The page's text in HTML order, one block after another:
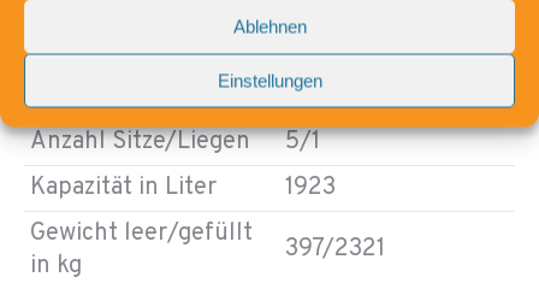
Ablehnen
Einstellungen
Außenmaße in cm
224x224x92
Anzahl Sitze/Liegen
5/1
Kapazität in Liter
1923
Gewicht leer/gefüllt
in kg
397/2321